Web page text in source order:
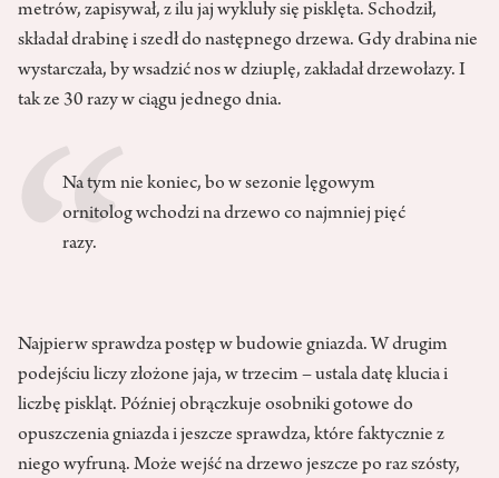
metrów, zapisywał, z ilu jaj wykluły się pisklęta. Schodził,
składał drabinę i szedł do następnego drzewa. Gdy drabina nie
wystarczała, by wsadzić nos w dziuplę, zakładał drzewołazy. I
tak ze 30 razy w ciągu jednego dnia.
Na tym nie koniec, bo w sezonie lęgowym
ornitolog wchodzi na drzewo co najmniej pięć
razy.
Najpierw sprawdza postęp w budowie gniazda. W drugim
podejściu liczy złożone jaja, w trzecim – ustala datę klucia i
liczbę piskląt. Później obrączkuje osobniki gotowe do
opuszczenia gniazda i jeszcze sprawdza, które faktycznie z
niego wyfruną. Może wejść na drzewo jeszcze po raz szósty,